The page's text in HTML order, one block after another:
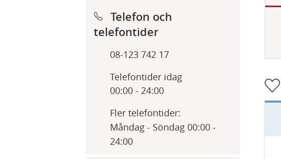
Telefon och
telefontider
08-123 742 17
Telefontider idag
00:00 - 24:00
Fler telefontider:
Måndag - Söndag 00:00 -
24:00